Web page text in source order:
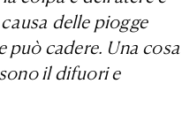
delle piogge
cadere. Una cosa
il difuori e